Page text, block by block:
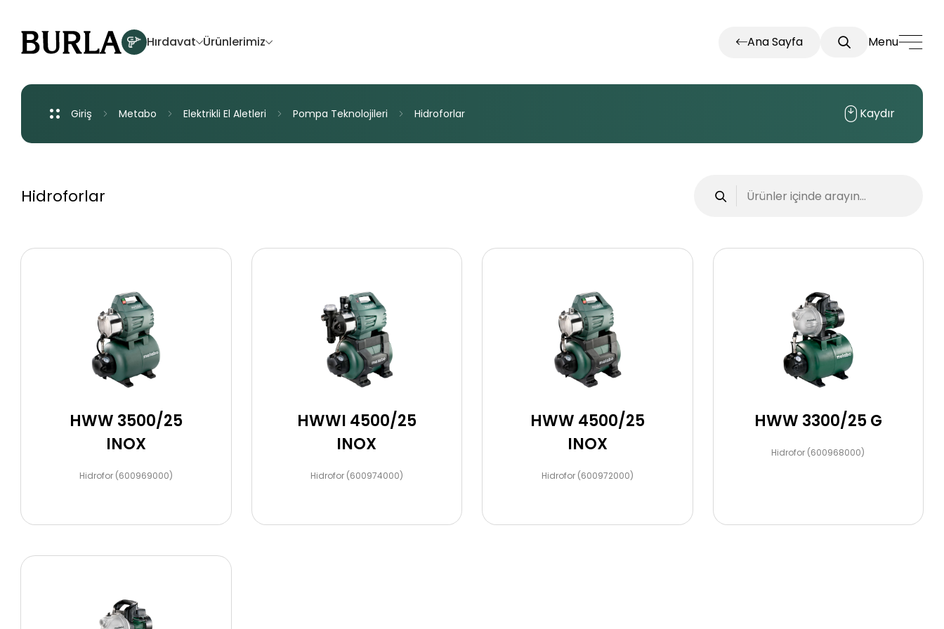
Hırdavat Ürünlerimiz
Yenilikler
Elektrikli El Aletleri
Ana Sayfa Menu
Giriş Metabo Elektrikli El Aletleri Pompa Teknolojileri Hidroforlar Kaydır
Hidroforlar
HWW 3500/25
INOX
Hidrofor (600969000)
HWWI 4500/25
INOX
Hidrofor (600974000)
HWW 4500/25
INOX
Hidrofor (600972000)
HWW 3300/25 G
Hidrofor (600968000)